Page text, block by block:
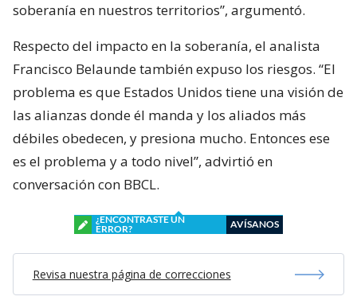
soberanía en nuestros territorios”, argumentó.
Respecto del impacto en la soberanía, el analista
Francisco Belaunde también expuso los riesgos. “El
problema es que Estados Unidos tiene una visión de
las alianzas donde él manda y los aliados más
débiles obedecen, y presiona mucho. Entonces ese
es el problema y a todo nivel”, advirtió en
conversación con BBCL.
¿ENCONTRASTE UN
ERROR?
AVÍSANOS
Revisa nuestra página de correcciones